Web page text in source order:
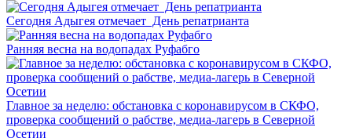
Сегодня Адыгея отмечает День репатрианта
Ранняя весна на водопадах Руфабго
Главное за неделю: обстановка с коронавирусом в СКФО,
проверка сообщений о рабстве, медиа-лагерь в Северной
Осетии